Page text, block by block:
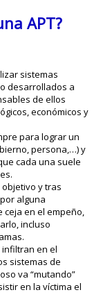
APT?
sistemas
desarrollados a
de ellos
económicos y
para lograr un
persona,…) y
cada una suele
y tras
alguna
en el empeño,
incluso
infiltran en el
sistemas de
va “mutando”
en la víctima el